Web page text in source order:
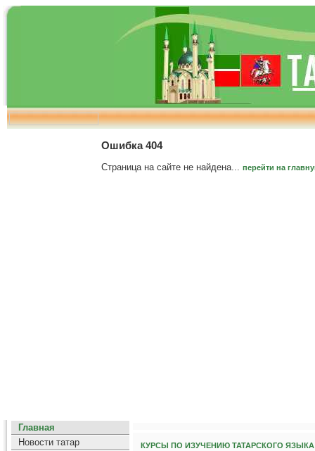
Ошибка 404
Страница на сайте не найдена... перейти на
Главная
Новости татар
КУРСЫ ПО ИЗУЧЕНИЮ ТАТАРСКОГО ЯЗЫКА